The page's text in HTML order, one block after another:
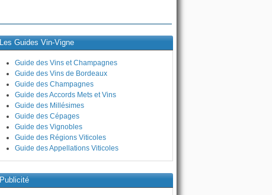
Les Guides Vin-Vigne
Guide des Vins et Champagnes
Guide des Vins de Bordeaux
Guide des Champagnes
Guide des Accords Mets et Vins
Guide des Millésimes
Guide des Cépages
Guide des Vignobles
Guide des Régions Viticoles
Guide des Appellations Viticoles
Publicité